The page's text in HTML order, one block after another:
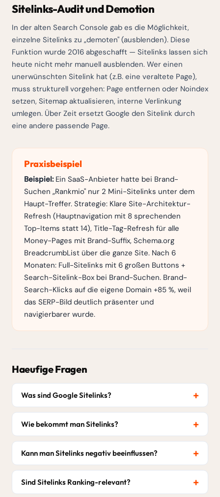
Sitelinks-Audit und Demotion
In der alten Search Console gab es die Möglichkeit,
einzelne Sitelinks zu „demoten" (ausblenden). Diese
Funktion wurde 2016 abgeschafft — Sitelinks lassen sich
heute nicht mehr manuell ausblenden. Wer einen
unerwünschten Sitelink hat (z.B. eine veraltete Page),
muss strukturell vorgehen: Page entfernen oder Noindex
setzen, Sitemap aktualisieren, interne Verlinkung
umlegen. Über Zeit ersetzt Google den Sitelink durch
eine andere passende Page.
Praxisbeispiel
Beispiel:Ein SaaS-Anbieter hatte bei Brand-
Suchen „Rankmio" nur 2 Mini-Sitelinks unter dem
Haupt-Treffer. Strategie: Klare Site-Architektur-
Refresh (Hauptnavigation mit 8 sprechenden
Top-Items statt 14), Title-Tag-Refresh für alle
Money-Pages mit Brand-Suffix, Schema.org
BreadcrumbList über die ganze Site. Nach 6
Monaten: Full-Sitelinks mit 6 großen Buttons +
Search-Sitelink-Box bei Brand-Suchen. Brand-
Search-Klicks auf die eigene Domain +85 %, weil
das SERP-Bild deutlich präsenter und
navigierbarer wurde.
Haeufige Fragen
Was sind Google Sitelinks?
Wie bekommt man Sitelinks?
Kann man Sitelinks negativ beeinflussen?
Sind Sitelinks Ranking-relevant?